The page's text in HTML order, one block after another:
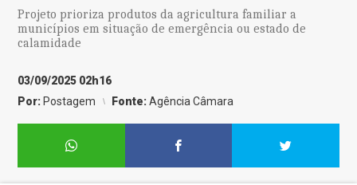
Projeto prioriza produtos da agricultura familiar a
municípios em situação de emergência ou estado de
calamidade
03/09/2025 02h16
Por: Postagem Fonte:Agência Câmara